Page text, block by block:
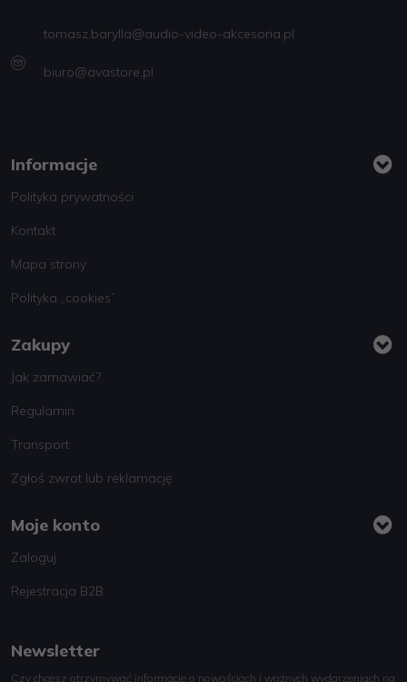
tomasz.barylla@audio-video-akcesoria.pl
biuro@avastore.pl
Informacje
Polityka prywatności
Kontakt
Mapa strony
Polityka „cookies”
Zakupy
Jak zamawiać?
Regulamin
Transport
Zgłoś zwrot lub reklamację
Moje konto
Zaloguj
Rejestracja B2B
Newsletter
Czy chcesz otrzymywać informacje o nowościach i ważnych wydarzeniach na